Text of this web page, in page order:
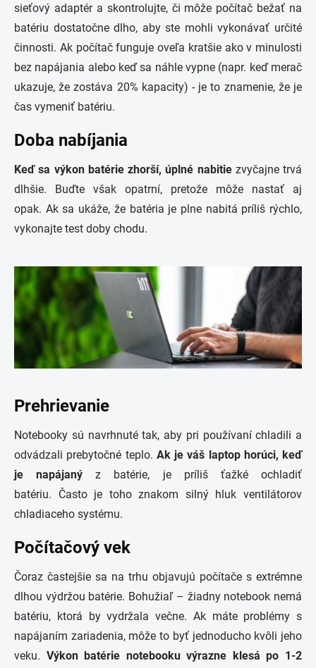
sieťový adaptér a skontrolujte, či môže počítač bežať na
batériu dostatočne dlho, aby ste mohli vykonávať určité
činnosti. Ak počítač funguje oveľa kratšie ako v minulosti
bez napájania alebo keď sa náhle vypne (napr. keď merač
ukazuje, že zostáva 20% kapacity) - je to znamenie, že je
čas vymeniť batériu.
Doba nabíjania
Keď sa výkon batérie zhorší, úplné nabitie zvyčajne trvá
dlhšie. Buďte však opatrní, pretože môže nastať aj
opak. Ak sa ukáže, že batéria je plne nabitá príliš rýchlo,
vykonajte test doby chodu.
Prehrievanie
Notebooky sú navrhnuté tak, aby pri používaní chladili a
odvádzali prebytočné teplo. Ak je váš laptop horúci, keď
je napájanýz batérie, je príliš ťažké ochladiť
batériu. Často je toho znakom silný hluk ventilátorov
chladiaceho systému.
Počítačový vek
Čoraz častejšie sa na trhu objavujú počítače s extrémne
dlhou výdržou batérie. Bohužiaľ – žiadny notebook nemá
batériu, ktorá by vydržala večne. Ak máte problémy s
napájaním zariadenia, môže to byť jednoducho kvôli jeho
veku. Výkon batérie notebooku výrazne klesá po 1-2